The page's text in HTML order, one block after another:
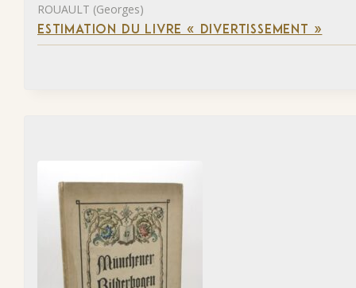
ROUAULT (Georges)
ESTIMATION DU LIVRE « DIVERTISSEMENT »